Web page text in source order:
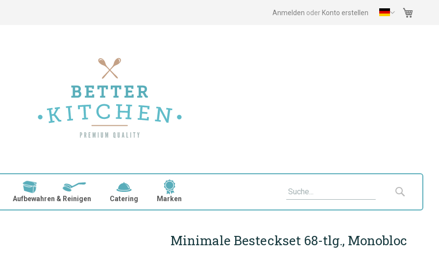
Anmelden Konto erstellen
Aufbewahren & Reinigen Catering Marken Suche
Minimale Besteckset 68-tlg., Monobloc